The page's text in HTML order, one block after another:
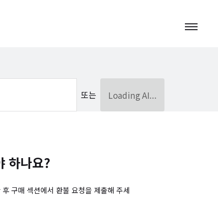
또는 Loading AI...
하나요?
구매 섹션에서 환불 요청을 제출해 주세